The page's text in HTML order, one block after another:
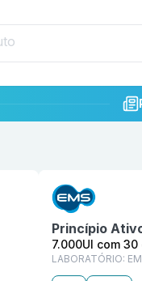
Princípio
7.000UI com
LABORATÓRIO: